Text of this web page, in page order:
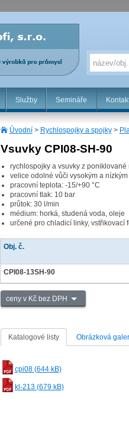
Služby Semináře
Úvodní> Rychlospojky a spojky>
Vsuvky CPI08-SH-90
rychlospojky a vsuvky z poniklované
velice odolné vůči vysokým a
pracovní teplota: -15/+90 °C
pracovní tlak: 10 bar
průtok: 30 l/min
médium: horká, studená voda, oleje
určené pro chladicí linky, vstřikovací
Obj. č.
CPI08-13SH-90
ceny v Kč bez DPH
Katalogové listy Obrázková
cpi08 (644 kB)
kl-213 (679 kB)